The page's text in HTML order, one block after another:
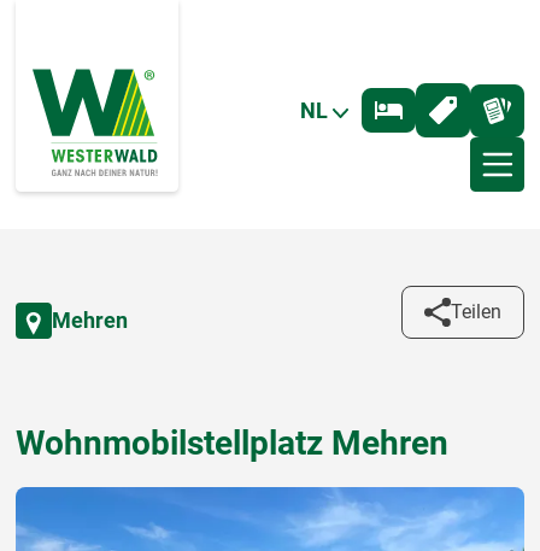
NL
Mehren Teilen
Wohnmobilstellplatz Mehren